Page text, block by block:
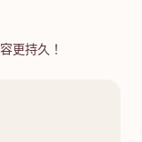
更持久！